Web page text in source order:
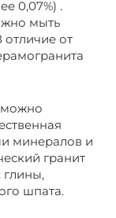
0,07%) .
мыть
от
можно
минералов и
гранит
глины,
шпата.